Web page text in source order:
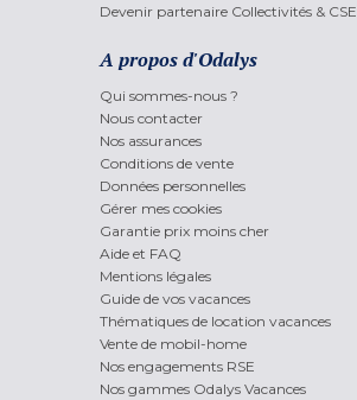
Devenir partenaire Collectivités & CSE
A propos d'Odalys
Qui sommes-nous ?
Nous contacter
Nos assurances
Conditions de vente
Données personnelles
Gérer mes cookies
Garantie prix moins cher
Aide et FAQ
Mentions légales
Guide de vos vacances
Thématiques de location vacances
Vente de mobil-home
Nos engagements RSE
Nos gammes Odalys Vacances